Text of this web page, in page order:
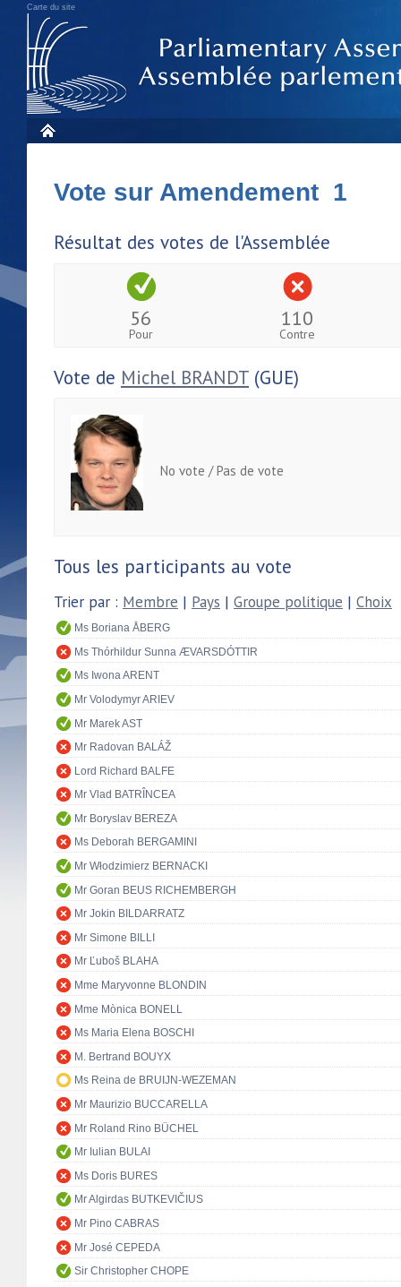
Carte du site
Vote sur Amendement 1
Résultat des votes de l'Assemblée
56
Pour
110
Contre
Vote de Michel BRANDT (GUE)
No vote / Pas de vote
Tous les participants au vote
Trier par : Membre | Pays | Groupe politique | Choix
Ms Boriana ÅBERG
Ms Thórhildur Sunna ÆVARSDÓTTIR
Ms Iwona ARENT
Mr Volodymyr ARIEV
Mr Marek AST
Mr Radovan BALÁŽ
Lord Richard BALFE
Mr Vlad BATRÎNCEA
Mr Boryslav BEREZA
Ms Deborah BERGAMINI
Mr Włodzimierz BERNACKI
Mr Goran BEUS RICHEMBERGH
Mr Jokin BILDARRATZ
Mr Simone BILLI
Mr Ľuboš BLAHA
Mme Maryvonne BLONDIN
Mme Mònica BONELL
Ms Maria Elena BOSCHI
M. Bertrand BOUYX
Ms Reina de BRUIJN-WEZEMAN
Mr Maurizio BUCCARELLA
Mr Roland Rino BÜCHEL
Mr Iulian BULAI
Ms Doris BURES
Mr Algirdas BUTKEVIČIUS
Mr Pino CABRAS
Mr José CEPEDA
Sir Christopher CHOPE